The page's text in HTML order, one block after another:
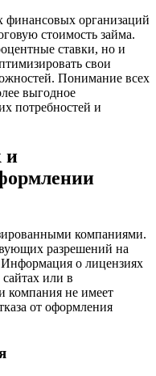
организаций
стоимость займа.
ставки, но и
свои
Понимание всех
выгодное
потребностей и
и
компаниями.
разрешений на
Информация о лицензиях
или в
компания не имеет
от оформления